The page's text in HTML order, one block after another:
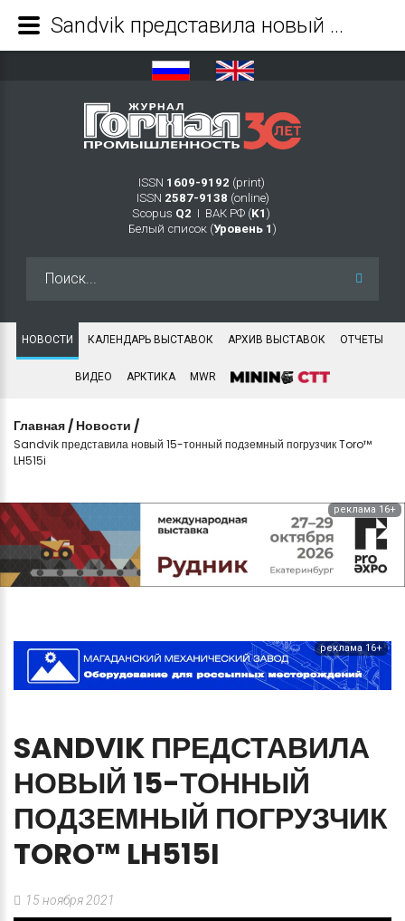
ISSN 1609-9192 (print)
ISSN 2587-9138 (online)
Scopus Q2 Ι ВАК РФ (K1 )
Белый список (Уровень 1 )
НОВОСТИ КАЛЕНДАРЬ ВЫСТАВОК АРХИВ ВЫСТАВОК ОТЧЕТЫ
ВИДЕО АРКТИКА MWR
Главная / Новости /
Sandvik представила новый 15-тонный подземный погрузчик Toro™
LH515i
реклама 16+
реклама 16+
SANDVIK ПРЕДСТАВИЛА
НОВЫЙ 15-ТОННЫЙ
ПОДЗЕМНЫЙ ПОГРУЗЧИК
TORO™ LH515I
15 ноября 2021
Sandvik представила новый 15-тонный подземный погрузчик Toro™ LH515i - Журнал Горная промышленность